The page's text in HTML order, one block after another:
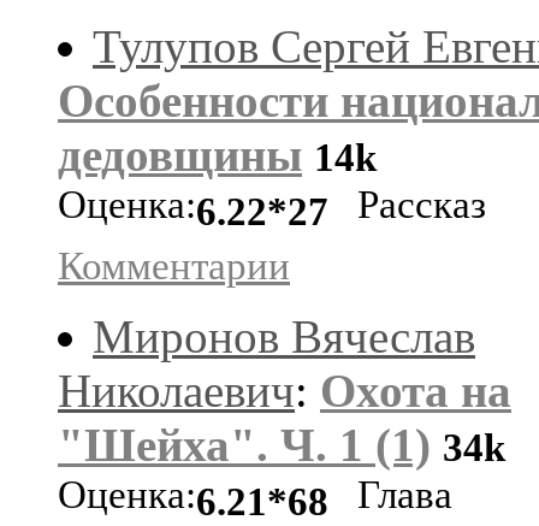
Тулупов Сергей
Особенности
дедовщины 14k
Оценка:6.22*27 Рассказ
Комментарии
Миронов Вячеслав
Николаевич: Охота на
"Шейха". Ч. 1 (1) 34k
Оценка:6.21*68
Глава